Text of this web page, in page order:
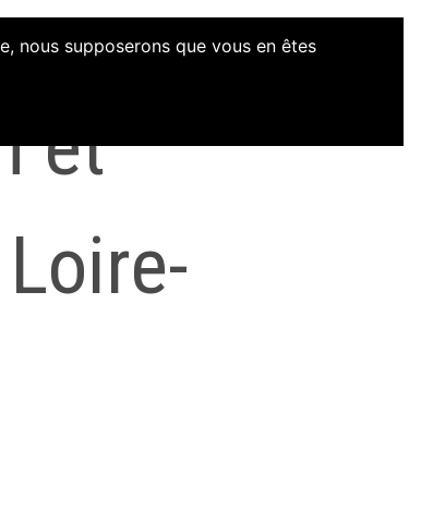
et
nous supposerons que vous en êtes